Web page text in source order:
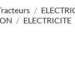
ELECTRICITE